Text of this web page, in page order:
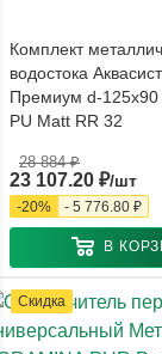
Комплект
водостока
Премиум d-
PU Matt RR 32
23 107.20 ₽/шт
28 884₽
-20% - 5 776.80 ₽
В
Скидка